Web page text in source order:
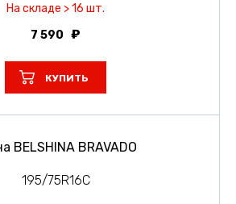
На складе > 16 шт.
7 590
КУПИТЬ
BELSHINA BRAVADO
195/75R16C